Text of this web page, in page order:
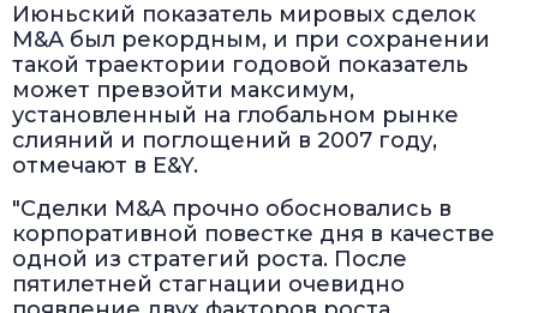
Июньский показатель мировых сделок
M&A был рекордным, и при сохранении
такой траектории годовой показатель
может превзойти максимум,
установленный на глобальном рынке
слияний и поглощений в 2007 году,
отмечают в E&Y.
"Сделки M&A прочно обосновались в
корпоративной повестке дня в качестве
одной из стратегий роста. После
пятилетней стагнации очевидно